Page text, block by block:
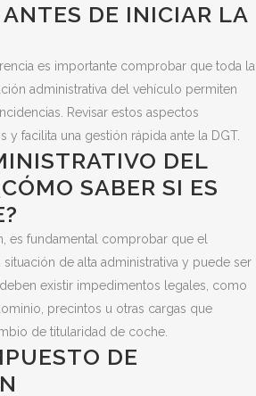
DE INICIAR LA
es importante comprobar que toda la
administrativa del vehículo permiten
Revisar estos aspectos
y facilita una gestión rápida ante la DGT.
DEL
SABER SI ES
es fundamental comprobar que el
de alta administrativa y puede ser
existir impedimentos legales, como
precintos u otras cargas que
de titularidad de coche.
DE